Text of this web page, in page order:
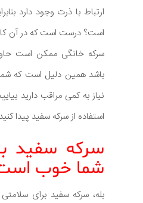
ارتباط با ذرت وجود دارد
است؟ درست است که در آن
باشد همین دلیل است که شما
نیاز به کمی مراقب دارید
استفاده از سرکه سفید پیدا
سرکه سفید
شما خوب
بله، سرکه سفید برای